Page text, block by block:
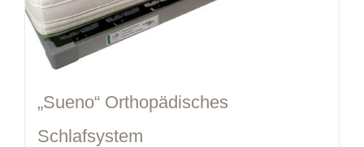
„Sueno“ Orthopädisches
Schlafsystem